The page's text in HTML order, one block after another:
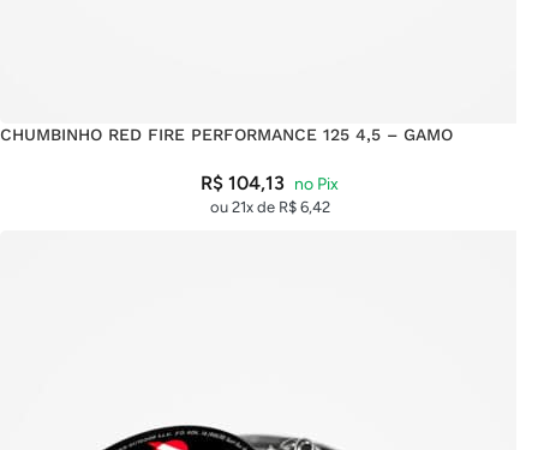
CHUMBINHO RED FIRE PERFORMANCE 125 4,5 – GAMO
R$104,13
ou 21x de R$6,42